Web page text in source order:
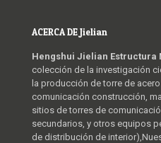
ACERCA DE Jielian
Hengshui Jielian Estructura
colección de la investigación
la producción de torre de
comunicación construcción,
sitios de torres de
secundarios, y otros equipos
de distribución de